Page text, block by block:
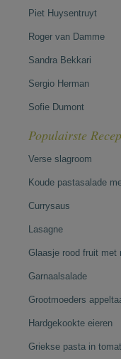
Piet Huysentruyt
Roger van Damme
Sandra Bekkari
Sergio Herman
Sofie Dumont
Populairste
Verse slagroom
Koude pastasalade
Currysaus
Lasagne
Glaasje rood fruit met
Garnaalsalade
Grootmoeders
Hardgekookte eieren
Griekse pasta in